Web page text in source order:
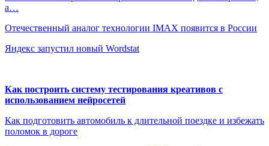
а…
Отечественный аналог технологии IMAX появится в России
Яндекс запустил новый Wordstat
Как построить систему тестирования креативов с
использованием нейросетей
Как подготовить автомобиль к длительной поездке и избежать
поломок в дороге